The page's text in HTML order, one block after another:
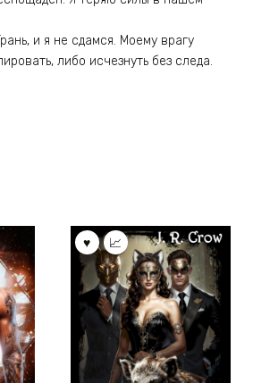
и я не сдамся. Моему врагу
либо исчезнуть без следа.